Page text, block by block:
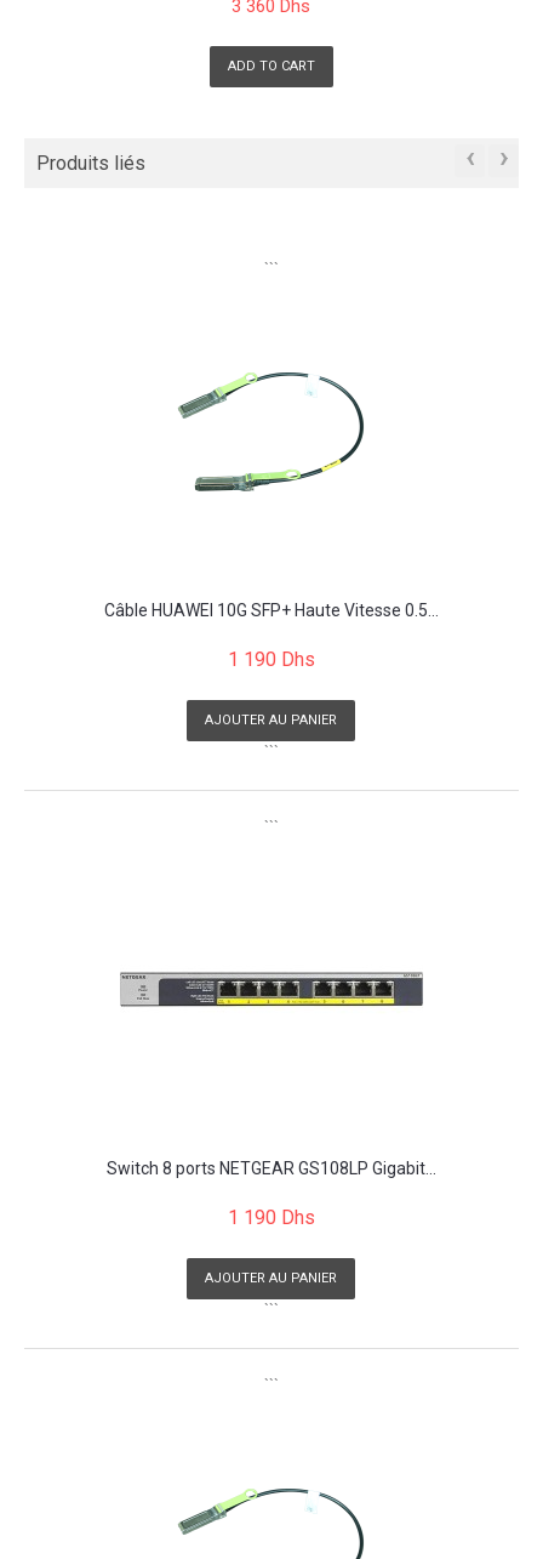
3 360 Dhs
ADD TO CART
Produits liés ‹ ›
```
Câble HUAWEI 10G SFP+ Haute Vitesse 0.5...
1 190 Dhs
AJOUTER AU PANIER
```
```
Switch 8 ports NETGEAR GS108LP Gigabit...
1 190 Dhs
AJOUTER AU PANIER
```
```